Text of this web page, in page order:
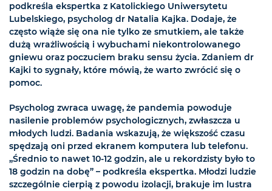
podkreśla ekspertka z Katolickiego Uniwersytetu
Lubelskiego, psycholog dr Natalia Kajka. Dodaje, że
często wiąże się ona nie tylko ze smutkiem, ale także
dużą wrażliwością i wybuchami niekontrolowanego
gniewu oraz poczuciem braku sensu życia. Zdaniem dr
Kajki to sygnały, które mówią, że warto zwrócić się o
pomoc.
Psycholog zwraca uwagę, że pandemia powoduje
nasilenie problemów psychologicznych, zwłaszcza u
młodych ludzi. Badania wskazują, że większość czasu
spędzają oni przed ekranem komputera lub telefonu.
„Średnio to nawet 10-12 godzin, ale u rekordzisty było to
18 godzin na dobę” – podkreśla ekspertka. Młodzi ludzie
szczególnie cierpią z powodu izolacji, brakuje im lustra